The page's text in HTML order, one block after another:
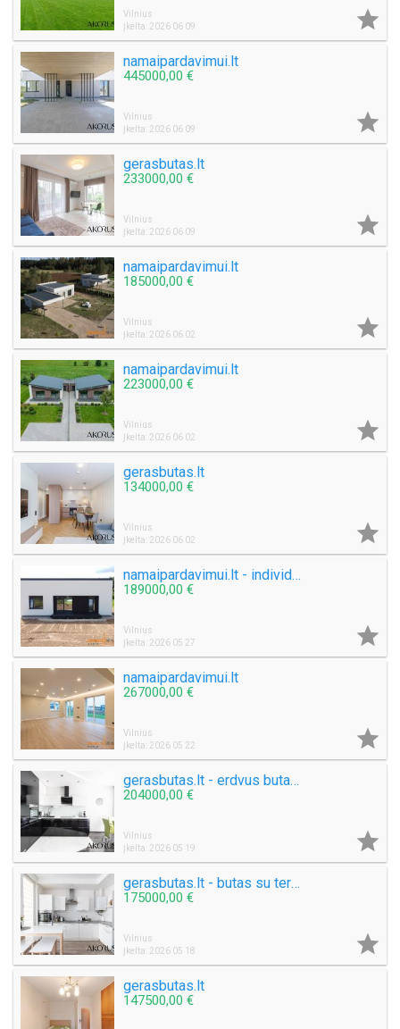
Vilnius
Įkelta: 2026 06 09

namaipardavimui.lt
445000,00 €
Vilnius
Įkelta: 2026 06 09

gerasbutas.lt
233000,00 €
Vilnius
Įkelta: 2026 06 09

namaipardavimui.lt
185000,00 €
Vilnius
Įkelta: 2026 06 02

namaipardavimui.lt
223000,00 €
Vilnius
Įkelta: 2026 06 02

gerasbutas.lt
134000,00 €
Vilnius
Įkelta: 2026 06 02

namaipardavimui.lt - individualus namas
189000,00 €
Vilnius
Įkelta: 2026 05 27

namaipardavimui.lt
267000,00 €
Vilnius
Įkelta: 2026 05 22

gerasbutas.lt - erdvus butas Pašilaičiuose
204000,00 €
Vilnius
Įkelta: 2026 05 19

gerasbutas.lt - butas su terasa ir žemės dalimi
175000,00 €
Vilnius
Įkelta: 2026 05 18

gerasbutas.lt
147500,00 €